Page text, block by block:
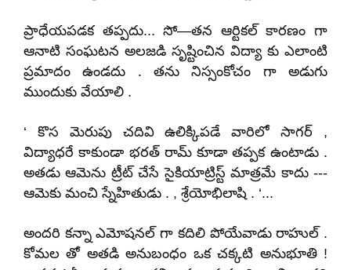
ప్రాధేయపడక తప్పదు... సో—తన ఆర్టికల్ కారణం గా
ఆనాటి సంఘటన అలజడి సృష్టించిన విద్యా కు ఎలాంటి
ప్రమాదం ఉండదు . తను నిస్సంకోచం గా అడుగు
ముందుకు వేయాలి .
‘ కొస మెరుపు చదివి ఉలిక్కిపడే వారిలో సాగర్ ,
విద్యాధరే కాకుండా భరత్ రామ్ కూడా తప్పక ఉంటాడు .
అతడు ఆమెను ట్రీట్ చేసే సైకియాట్రిస్ట్ మాత్రమే కాదు ---
ఆమెకు మంచి స్నేహితుడు . , శ్రేయోభిలాషి . ‘...
అందరి కన్నా ఎమోషనల్ గా కదిలి పోయేవాడు రాహుల్ .
కోమల తో అతడి అనుబంధం ఒక చక్కటి అనుభూతి !